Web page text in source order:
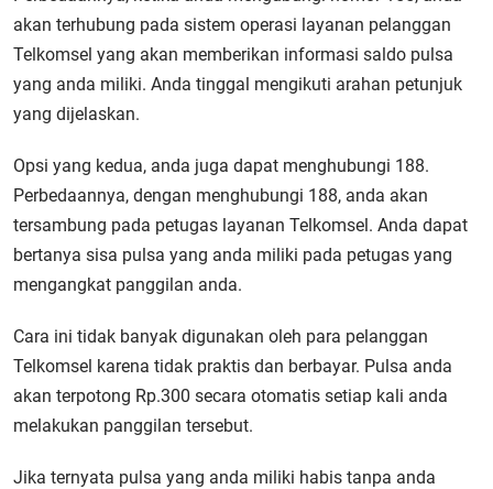
akan terhubung pada sistem operasi layanan pelanggan
Telkomsel yang akan memberikan informasi saldo pulsa
yang anda miliki. Anda tinggal mengikuti arahan petunjuk
yang dijelaskan.
Opsi yang kedua, anda juga dapat menghubungi 188.
Perbedaannya, dengan menghubungi 188, anda akan
tersambung pada petugas layanan Telkomsel. Anda dapat
bertanya sisa pulsa yang anda miliki pada petugas yang
mengangkat panggilan anda.
Cara ini tidak banyak digunakan oleh para pelanggan
Telkomsel karena tidak praktis dan berbayar. Pulsa anda
akan terpotong Rp.300 secara otomatis setiap kali anda
melakukan panggilan tersebut.
Jika ternyata pulsa yang anda miliki habis tanpa anda